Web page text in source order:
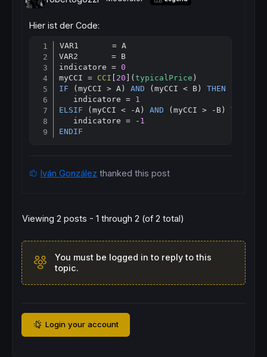
Hier ist der Code:
VAR1       = A
VAR2       = B
indicatore = 0
myCCI = CCI 20 ](typicalPrice
IF (myCCI > A) AND (myCCI < B) THEN
   indicatore =
1
ELSIF (myCCI < -A) AND (myCCI > -B) THEN
   indicatore = -
1
ENDIF
Iván González thanked this post
Viewing 2 posts - 1 through 2 (of 2 total)
You must be logged in to reply to this
topic.
Login your account